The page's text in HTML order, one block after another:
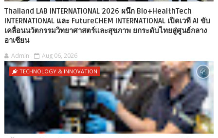
Thailand LAB INTERNATIONAL 2026 ผนึก Bio+HealthTech
INTERNATIONAL และ FutureCHEM INTERNATIONAL เปิดเวที AI ขับ
เคลื่อนนวัตกรรมวิทยาศาสตร์และสุขภาพ ยกระดับไทยสู่ศูนย์กลาง
อาเซียน
Admin Aug 06, 2026
TECHNOLOGY & INNOVATION